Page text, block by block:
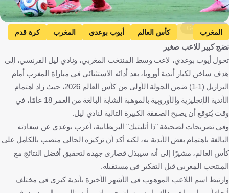
Getty Images
المغرب كأس العالم أيوب بوعدي المغرب كرة قدم
نضج كبير للاعب صغير
تحول أيوب بوعدي، لاعب وسط المنتخب المغربي، ونادي ليل الفرنسي، إلى
هدف ساخن لكبار أندية أوروبا، بعد أدائه الاستثنائي في مباراة المغرب أمام
البرازيل (1-1) ضمن الجولة الأولى من كأس العالم 2026، حيث زاد اهتمام
الأندية الإنجليزية والأوروبية بالموهبة الشابة البالغة من العمر 18 عامًا، في
وقت يُتوقع أن يصبح الصفقة الكبيرة التالية لنادي ليل.
وفي تصريحات لصحيفة "ذا أثليتيك" البريطانية، أعرب بوعدي عن سعادته
البالغة باهتمام بعض الأندية به، لكنه أكد أن تركيزه الحالي منصب بالكامل على
كأس العالم، مشيرًا إلى أنه سيبذل قصارى جهده لتحقيق أفضل النتائج مع
المنتخب المغربي قبل التفكير في مستقبله.
وارتبط اسم اللاعب الموهوب في الأشهر الأخيرة بأندية كبرى في مختلف